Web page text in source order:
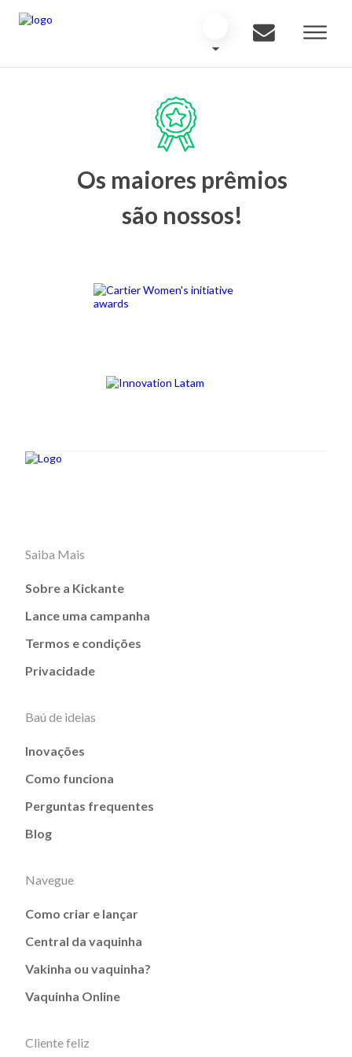
Os maiores prêmios
são nossos!
Saiba Mais
Sobre a Kickante
Lance uma campanha
Termos e condições
Privacidade
Baú de ideias
Inovações
Como funciona
Perguntas frequentes
Blog
Navegue
Como criar e lançar
Central da vaquinha
Vakinha ou vaquinha?
Vaquinha Online
Cliente feliz